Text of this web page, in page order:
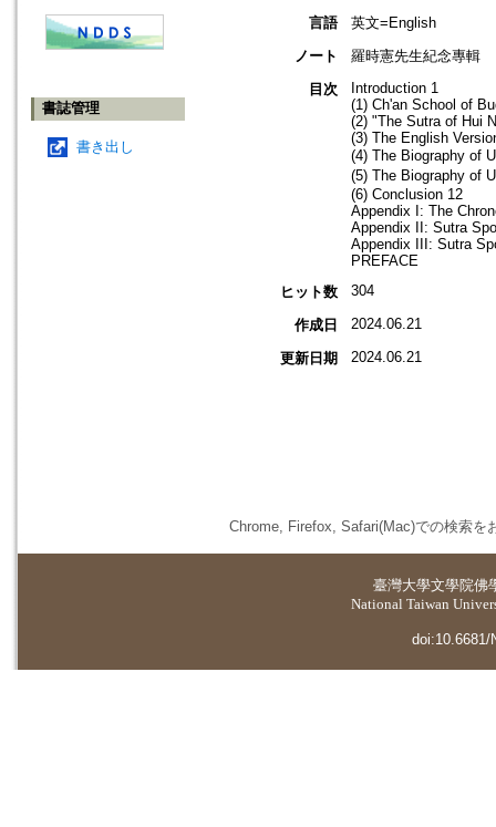
書誌管理
書き出し
言語
英文=English
ノート
羅時憲先生紀念專輯
目次
Introduction 1
(1) Ch'an School of
(2) "The Sutra of Hui
(3) The English
(4) The Biography of
(5) The Biography of
(6) Conclusion 12
Appendix I: The
Appendix II: Sutra
Appendix III: Sutra
PREFACE
ヒット数
304
作成日 2024.06.21
更新日期 2024.06.21
Chrome, Firefox, Safari(Mac)での検索を
臺灣大學文學院佛
National Taiwan
doi:10.6681/